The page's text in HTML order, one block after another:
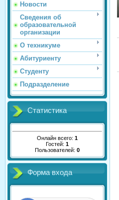
Новости
Сведения об
образовательной
организации
О техникуме
Абитуриенту
Студенту
Подразделение
Статистика
Онлайн всего: 1
Гостей: 1
Пользователей: 0
Форма входа